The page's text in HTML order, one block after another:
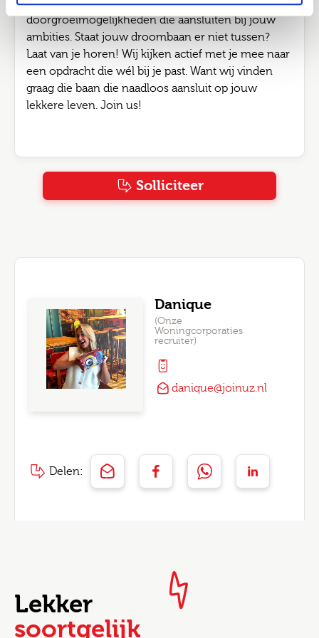
Zekerheid én afwisseling, met
doorgroeimogelijkheden die aansluiten bij jouw
ambities. Staat jouw droombaan er niet tussen?
Laat van je horen! Wij kijken actief met je mee naar
een opdracht die wél bij je past. Want wij vinden
graag die baan die naadloos aansluit op jouw
lekkere leven. Join us!
Solliciteer
Danique
(Onze
Woningcorporaties
recruiter)
danique@joinuz.nl
Delen:
Lekker
soortgelijk